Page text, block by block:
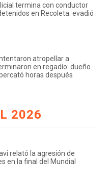
termina con conductor
en Recoleta: evadió
atropellar a
en regadío: dueño
horas después
2026
relató la agresión de
en la final del Mundial